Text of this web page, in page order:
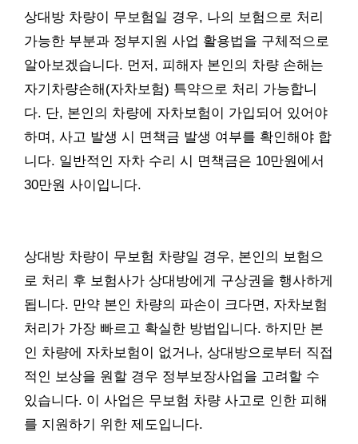
상대방 차량이 무보험일 경우, 나의 보험으로 처리
가능한 부분과 정부지원 사업 활용법을 구체적으로
알아보겠습니다. 먼저, 피해자 본인의 차량 손해는
자기차량손해(자차보험) 특약으로 처리 가능합니
다. 단, 본인의 차량에 자차보험이 가입되어 있어야
하며, 사고 발생 시 면책금 발생 여부를 확인해야 합
니다. 일반적인 자차 수리 시 면책금은 10만원에서
30만원 사이입니다.
상대방 차량이 무보험 차량일 경우, 본인의 보험으
로 처리 후 보험사가 상대방에게 구상권을 행사하게
됩니다. 만약 본인 차량의 파손이 크다면, 자차보험
처리가 가장 빠르고 확실한 방법입니다. 하지만 본
인 차량에 자차보험이 없거나, 상대방으로부터 직접
적인 보상을 원할 경우 정부보장사업을 고려할 수
있습니다. 이 사업은 무보험 차량 사고로 인한 피해
를 지원하기 위한 제도입니다.